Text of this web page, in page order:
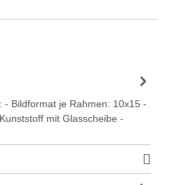
- Bildformat je Rahmen: 10x15 -
mit Glasscheibe -